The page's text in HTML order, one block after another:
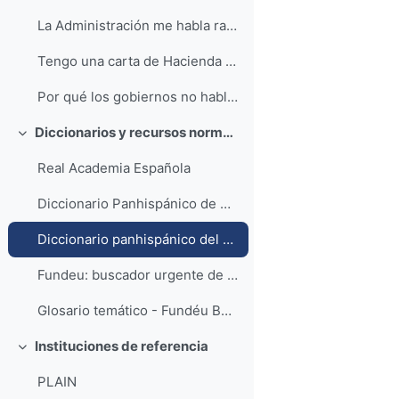
La Administración me habla raro - Esto merece una explicación (Rtve)
Tengo una carta de Hacienda y no entiendo nada - ElDiarioes
Por qué los gobiernos no hablan claro - Pausa
Colapsar Diccionarios y recursos normativos de la lengua española
Real Academia Española
Diccionario Panhispánico de Dudas
Diccionario panhispánico del español jurídico
Fundeu: buscador urgente de dudas
Glosario temático - Fundéu BBVA
Colapsar
Instituciones de referencia
PLAIN